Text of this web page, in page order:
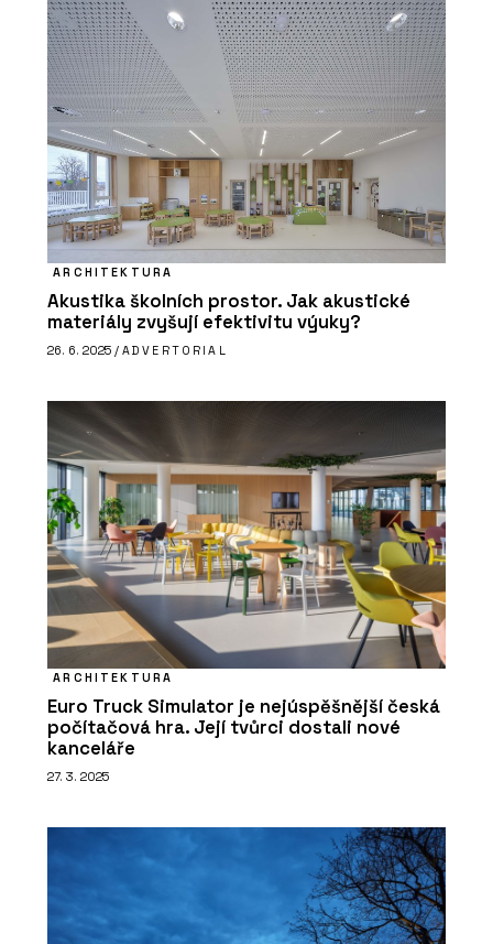
ARCHITEKTURA
Akustika školních prostor. Jak akustické
materiály zvyšují efektivitu výuky?
26. 6. 2025 / ADVERTORIAL
ARCHITEKTURA
Euro Truck Simulator je nejúspěšnější česká
počítačová hra. Její tvůrci dostali nové
kanceláře
27. 3. 2025